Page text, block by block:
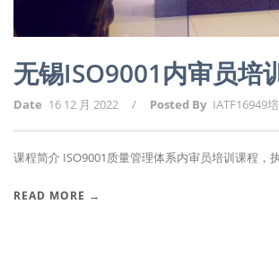
无锡ISO9001内审员培
Date 16 12 月 2022 / Posted By IATF16949
课程简介 ISO9001质量管理体系内审员培训课程，
READ MORE →